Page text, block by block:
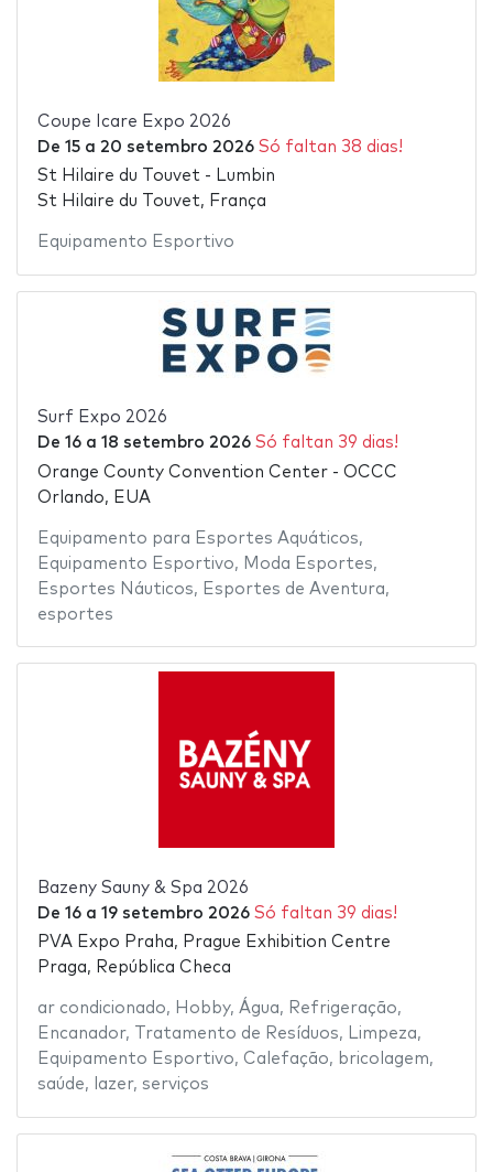
Coupe Icare Expo 2026
De 15a 20 setembro 2026 Só faltan 38 dias!
St Hilaire du Touvet - Lumbin
St Hilaire du Touvet, França
Equipamento Esportivo
Surf Expo 2026
De 16a 18 setembro 2026 Só faltan 39 dias!
Orange County Convention Center - OCCC
Orlando, EUA
Equipamento para Esportes Aquáticos,
Equipamento Esportivo, Moda Esportes,
Esportes Náuticos, Esportes de Aventura,
esportes
Bazeny Sauny & Spa 2026
De 16a 19 setembro 2026 Só faltan 39 dias!
PVA Expo Praha, Prague Exhibition Centre
Praga, República Checa
ar condicionado, Hobby, Água, Refrigeração,
Encanador, Tratamento de Resíduos, Limpeza,
Equipamento Esportivo, Calefação, bricolagem,
saúde, lazer, serviços